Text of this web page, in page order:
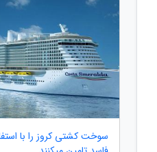
سوخت کشتی کروز را با